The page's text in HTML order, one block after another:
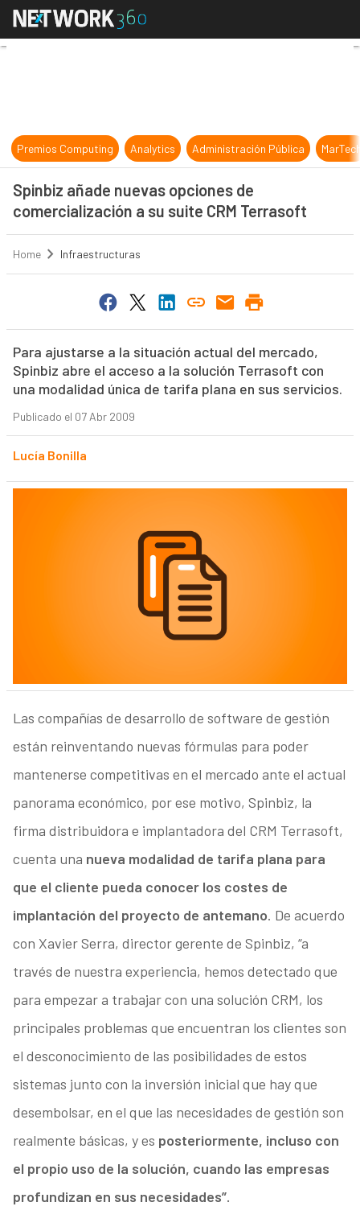
Spinbiz añade nuevas opciones
Premios Computing Analytics Administración Pública
Spinbiz añade nuevas opciones de
comercialización a su suite CRM Terrasoft
Home Infraestructuras
Para ajustarse a la situación actual del mercado,
Spinbiz abre el acceso a la solución Terrasoft con
una modalidad única de tarifa plana en sus servicios.
Publicado el 07 Abr 2009
Lucía Bonilla
Las compañías de desarrollo de software de gestión
están reinventando nuevas fórmulas para poder
mantenerse competitivas en el mercado ante el actual
panorama económico, por ese motivo, Spinbiz, la
firma distribuidora e implantadora del CRM Terrasoft,
cuenta una nueva modalidad de tarifa plana para
que el cliente pueda conocer los costes de
implantación del proyecto de antemano. De acuerdo
con Xavier Serra, director gerente de Spinbiz, “a
través de nuestra experiencia, hemos detectado que
para empezar a trabajar con una solución CRM, los
principales problemas que encuentran los clientes son
el desconocimiento de las posibilidades de estos
sistemas junto con la inversión inicial que hay que
desembolsar, en el que las necesidades de gestión son
realmente básicas, y es posteriormente, incluso con
el propio uso de la solución, cuando las empresas
profundizan en sus necesidades”.